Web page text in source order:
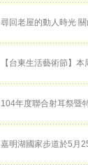
尋回老屋的動人時光
【台東生活藝術節】
104年度聯合射耳祭暨
嘉明湖國家步道於5月